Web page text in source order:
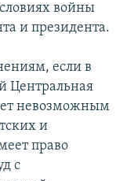
войны
и президента.
если в
Центральная
невозможным
и
право
с